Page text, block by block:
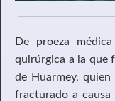
De proeza
quirúrgica a la que
de Huarmey,
fracturado a causa